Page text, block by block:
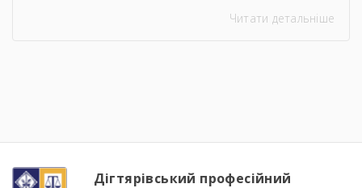
організували та провели для студентів
подій фатальної ночі 1986 року, дізналися про
наслідки катастрофи для екології України […]
Читати детальніше
Дігтярівський професійний